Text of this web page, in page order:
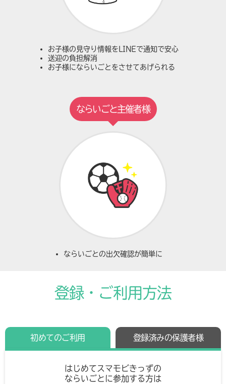
お子様の見守り情報をLINEで通知で安心
送迎の負担解消
お子様にならいごとをさせてあげられる
ならいごと主催者様
ならいごとの出欠確認が簡単に
登録・ご利用方法
初めてのご利用 登録済みの保護者様
はじめてスマモビきっずの
ならいごとに参加する方は